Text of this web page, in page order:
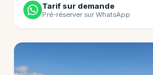
Tarif sur demande
Pré-réserver sur WhatsApp